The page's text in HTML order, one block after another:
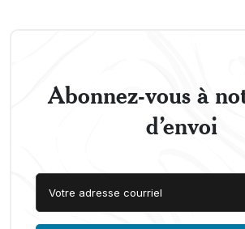
Abonnez-vous à
d’envoi